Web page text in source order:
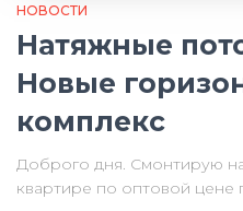
НОВОСТИ
Натяжные
Новые
комплекс
Доброго дня. Смонтирую
квартире по оптовой цене